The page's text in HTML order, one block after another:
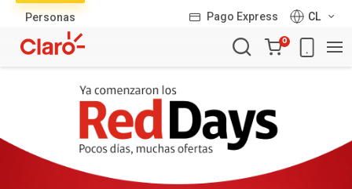
Personas Pago Express
CL
Carro
de
0
productos